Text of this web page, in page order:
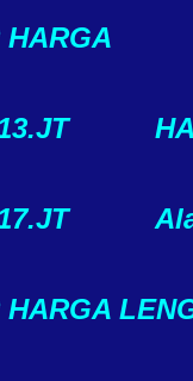
HARGA
HARGA